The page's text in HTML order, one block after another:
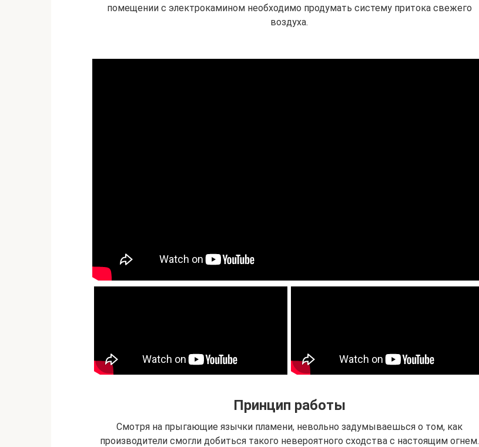
помещении с электрокамином необходимо продумать систему притока свежего
воздуха.
Принцип работы
Смотря на прыгающие язычки пламени, невольно задумываешься о том, как
производители смогли добиться такого невероятного сходства с настоящим огнем.